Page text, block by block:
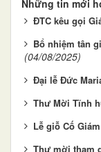
Những tin mới
ĐTC kêu gọi
Bổ nhiệm tân
(04/08/2025)
Đại lễ Đức
Thư Mời Tĩnh
Lễ giỗ Cố
Thư mời tham